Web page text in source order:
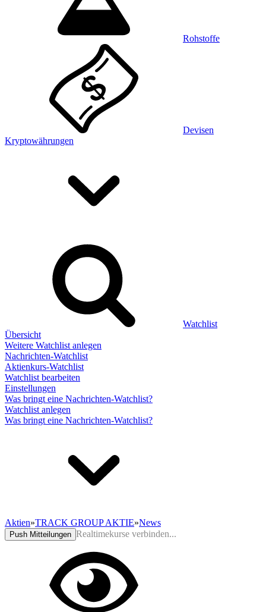
Rohstoffe
Devisen
Kryptowährungen
Watchlist
Übersicht
Weitere Watchlist anlegen
Nachrichten-Watchlist
Aktienkurs-Watchlist
Watchlist bearbeiten
Einstellungen
Was bringt eine Nachrichten-Watchlist?
Watchlist anlegen
Was bringt eine Nachrichten-Watchlist?
Aktien»TRACK GROUP AKTIE»News
Push Mitteilungen Realtimekurse verbinden...